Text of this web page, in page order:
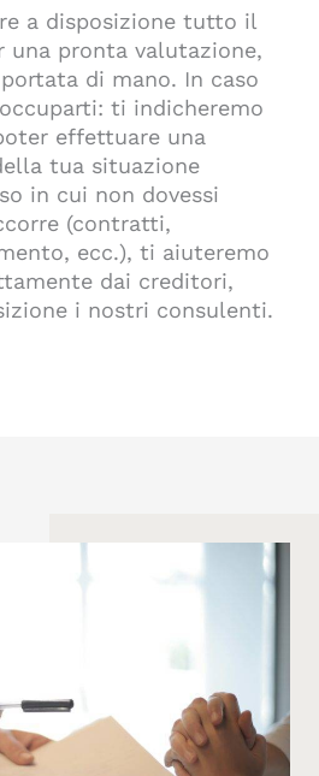
a disposizione tutto il
una pronta valutazione,
di mano. In caso
ti indicheremo
effettuare una
tua situazione
in cui non dovessi
(contratti,
ecc.), ti aiuteremo
dai creditori,
i nostri consulenti.